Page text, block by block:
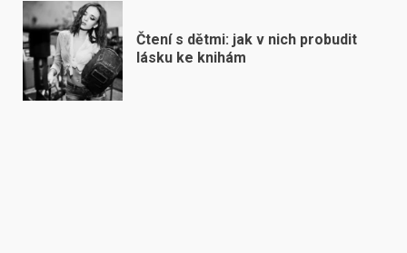
Čtení s dětmi: jak v nich probudit
lásku ke knihám